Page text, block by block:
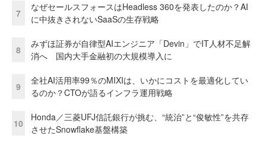
7
なぜセールスフォースはHeadless 360を発表したのか？AI
に中抜きされないSaaSの生存戦略
8
みずほ証券が自律型AIエンジニア「Devin」でIT人材不足解
消へ 国内大手金融初の大規模導入に
9
全社AI活用率99％のMIXIは、いかにコストを最適化してい
るのか？CTOが語るインフラ運用戦略
10
Honda／三菱UFJ信託銀行が挑む、“統治”と“俊敏性”を共存
させたSnowflake基盤構築